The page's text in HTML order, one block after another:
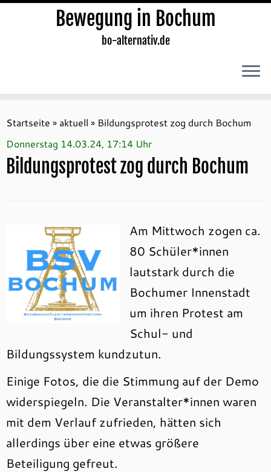
Inhalt
springen
Bewegung in Bochum
bo-alternativ.de
Startseite » aktuell » Bildungsprotest zog durch Bochum
Donnerstag 14.03.24, 17:14 Uhr
Bildungsprotest zog durch Bochum
Am Mittwoch zogen ca.
80 Schüler*innen
lautstark durch die
Bochumer Innenstadt
um ihren Protest am
Schul- und
Bildungssystem kundzutun.
Einige Fotos, die die Stimmung auf der Demo
widerspiegeln. Die Veranstalter*innen waren
mit dem Verlauf zufrieden, hätten sich
allerdings über eine etwas größere
Beteiligung gefreut.